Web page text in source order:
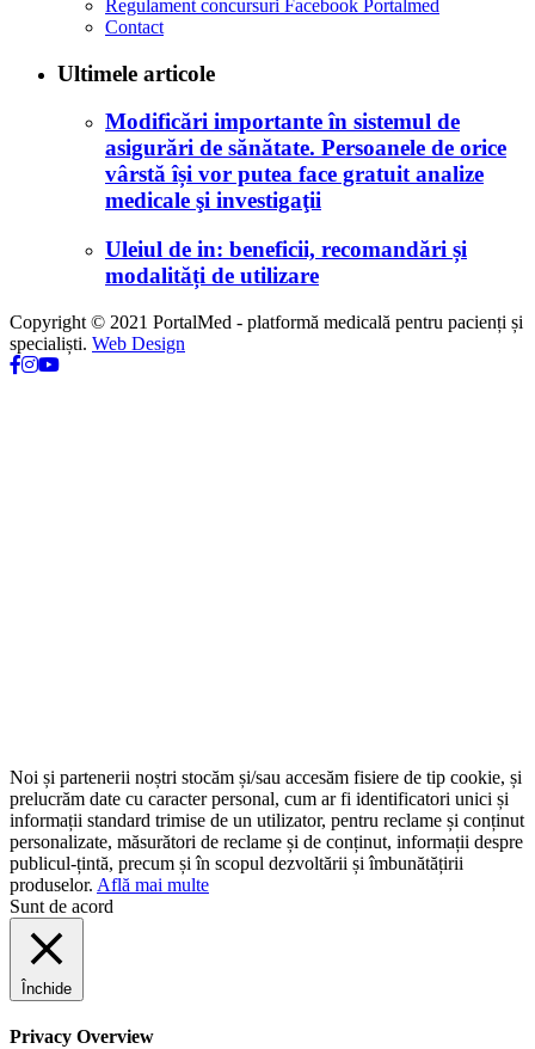
Regulament concursuri Facebook Portalmed
Contact
Ultimele articole
Modificări importante în sistemul de
asigurări de sănătate. Persoanele de orice
vârstă își vor putea face gratuit analize
medicale şi investigaţii
Uleiul de in: beneficii, recomandări și
modalități de utilizare
Copyright © 2021 PortalMed - platformă medicală pentru pacienți și
specialiști. Web Design
Noi și partenerii noștri stocăm și/sau accesăm fisiere de tip cookie, și
prelucrăm date cu caracter personal, cum ar fi identificatori unici și
informații standard trimise de un utilizator, pentru reclame și conținut
personalizate, măsurători de reclame și de conținut, informații despre
publicul-țintă, precum și în scopul dezvoltării și îmbunătățirii
produselor. Află mai multe
Sunt de acord
Închide
Privacy Overview